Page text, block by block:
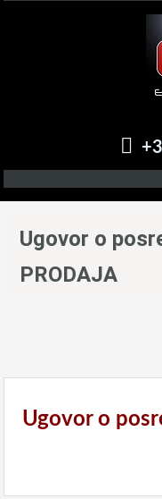
Ugovor o
PRODAJA
Ugovor o